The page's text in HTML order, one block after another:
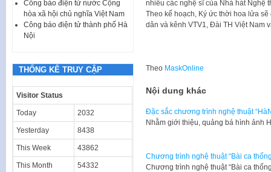
nhiều các nghệ sĩ của Nhà hát Nghệ
Theo kế hoạch, Ký ức thời hoa lửa
dân và kênh VTV1, Đài TH Việt Nam
Theo MaskOnline
Nội dung khác
Đặc sắc chương trình nghệ thuật
​Nhằm giới thiệu, quảng bá hình ảnh
Chương trình nghệ thuật “Bài ca
​Chương trình nghệ thuật “Bài ca
Công báo điện tử nước Cộng
hòa xã hội chủ nghĩa Việt Nam
Công báo điện tử thành phố Hà
Nội
THỐNG KÊ TRUY CẬP
Visitor Status
Today 2032
Yesterday 8438
This Week 43862
This Month 54332